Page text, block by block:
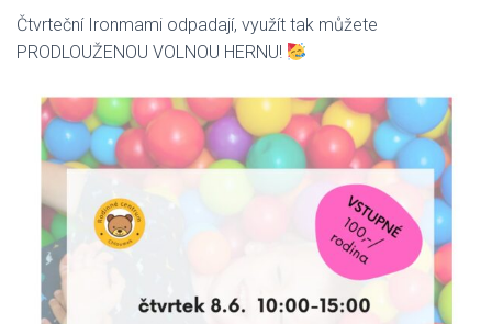
Čtvrteční Ironmami odpadají, využít tak můžete
PRODLOUŽENOU VOLNOU HERNU!